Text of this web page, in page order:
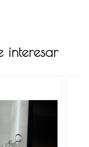
interesar